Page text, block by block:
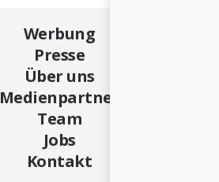
Werbung
Presse
Über uns
Medienpartner
Team
Jobs
Kontakt